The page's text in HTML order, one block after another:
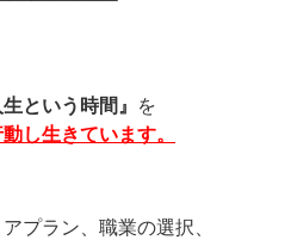
生という時間』
を
し生きています。
プラン、職業の選択、